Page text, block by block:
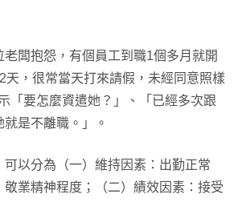
闆抱怨，有個員工到職1個多月就開
天，很常當天打來請假，未經同意照樣
「要怎麼資遣她？」、「已經多次跟
是不離職。」。
以分為（一）維持因素：出勤正常
業精神程度；（二）績效因素：接受